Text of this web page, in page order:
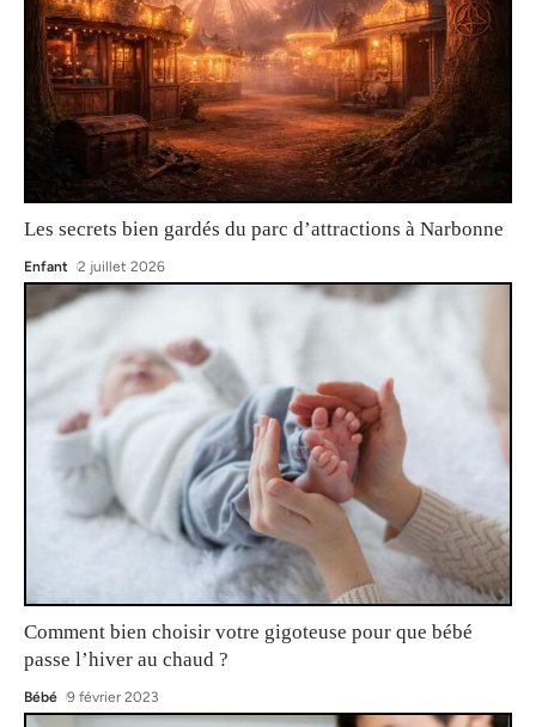
Les secrets bien gardés du parc d’attractions à Narbonne
Enfant 2 juillet 2026
Comment bien choisir votre gigoteuse pour que bébé
passe l’hiver au chaud ?
Bébé 9 février 2023